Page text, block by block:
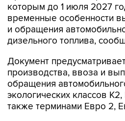
которым до 1 июля 2027
временные особенности
и обращения
дизельного топлива,
Документ
производства, ввоза и
обращения
экологических классов
также терминами Евро 2,